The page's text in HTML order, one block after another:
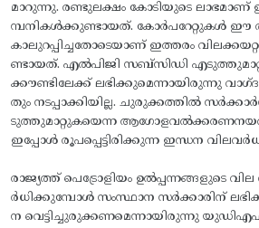
മാറുന്നു. രണ്ടുലക്ഷം കോടിയുടെ
മ്പനികള്‍ക്കുണ്ടായത്. കോര്‍പറേറ്റുകള്‍ ഈ
കാലുറപ്പിച്ചതോടെയാണ് ഇത്തരം
ണ്ടായത്. എല്‍പിജി സബ്സിഡി
ക്കൗണ്ടിലേക്ക് ലഭിക്കുമെന്നായിരുന്നു
തും നടപ്പാക്കിയില്ല. ചുരുക്കത്തില്‍
ടുത്തുമാറ്റുകയെന്ന
ഇപ്പോള്‍ രൂപപ്പെട്ടിരിക്കുന്ന ഇന്ധന
​രാജ്യത്ത് പെട്രോളിയം ഉല്‍പ്പന്നങ്ങളുടെ വില
ര്‍ധിക്കുമ്പോള്‍ സംസ്ഥാന സര്‍ക്കാരിന്‌
ന വെട്ടിച്ചുരുക്കണമെന്നായിരുന്നു